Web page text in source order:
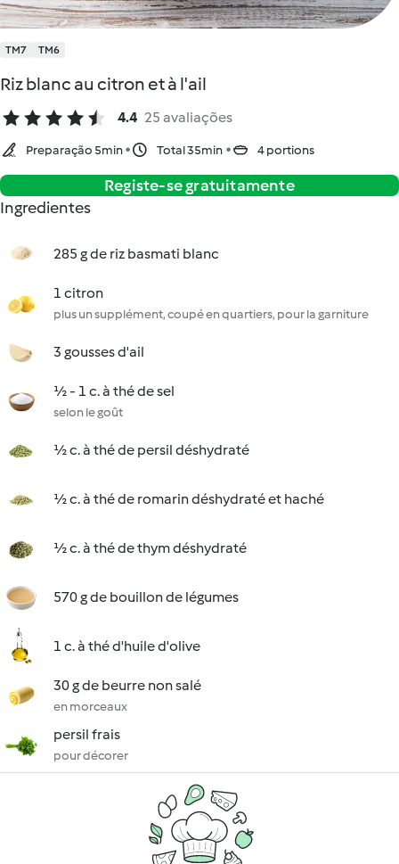
TM7 TM6
Riz blanc au citron et à l'ail
4.4 25 avaliações
Preparação 5min Total 35min 4 portions
Registe-se gratuitamente
Ingredientes
285 g de riz basmati blanc
1 citron
plus un supplément, coupé en quartiers, pour la garniture
3 gousses d'ail
½ - 1 c. à thé de sel
selon le goût
½ c. à thé de persil déshydraté
½ c. à thé de romarin déshydraté et haché
½ c. à thé de thym déshydraté
570 g de bouillon de légumes
1 c. à thé d'huile d'olive
30 g de beurre non salé
en morceaux
persil frais
pour décorer